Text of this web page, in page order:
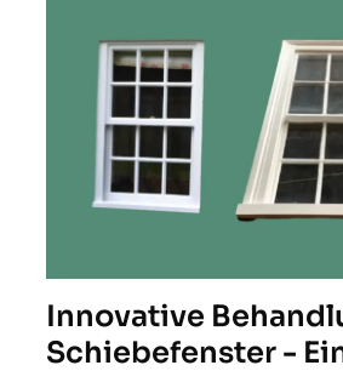
Innovative
Schiebefenster -